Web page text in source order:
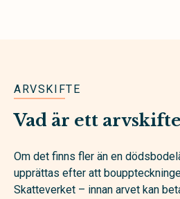
ARVSKIFTE
Vad är ett
Om det finns fler än en
upprättas efter att
Skatteverket – innan arvet kan